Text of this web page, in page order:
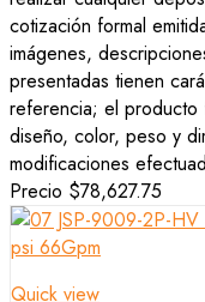
cotización formal
imágenes,
presentadas tienen
referencia; el producto
diseño, color, peso y
modificaciones
Precio $78,627.75
Quick view